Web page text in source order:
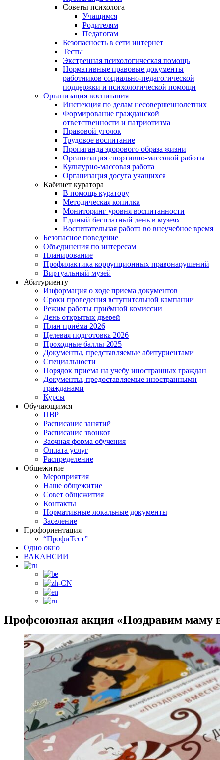
Советы психолога
Учащимся
Родителям
Педагогам
Безопасность в сети интернет
Тесты
Экстренная психологическая помощь
Нормативные правовые документы
работников социально-педагогической
поддержки и психологической помощи
Организация воспитания
Инспекция по делам несовершеннолетних
Формирование гражданской
ответственности и патриотизма
Правовой уголок
Трудовое воспитание
Пропаганда здорового образа жизни
Организация спортивно-массовой работы
Культурно-массовая работа
Организация досуга учащихся
Кабинет куратора
В помощь куратору
Методическая копилка
Мониторинг уровня воспитанности
Единый бесплатный день в музеях
Воспитательная работа во внеучебное время
Безопасное поведение
Объединения по интересам
Планирование
Профилактика коррупционных правонарушений
Виртуальный музей
Абитуриенту
Информация о ходе приема документов
Сроки проведения вступительной кампании
Режим работы приёмной комиссии
День открытых дверей
План приёма 2026
Целевая подготовка 2026
Проходные баллы 2025
Документы, представляемые абитуриентами
Специальности
Порядок приема на учебу иностранных граждан
Документы, предоставляемые иностранными
гражданами
Курсы
Обучающимся
ПВР
Расписание занятий
Расписание звонков
Заочная форма обучения
Оплата услуг
Распределение
Общежитие
Мероприятия
Наше общежитие
Совет общежития
Контакты
Нормативные локальные документы
Заселение
Профориентация
“ПрофиТест”
Одно окно
ВАКАНСИИ
Профсоюзная акция «Поздравим маму